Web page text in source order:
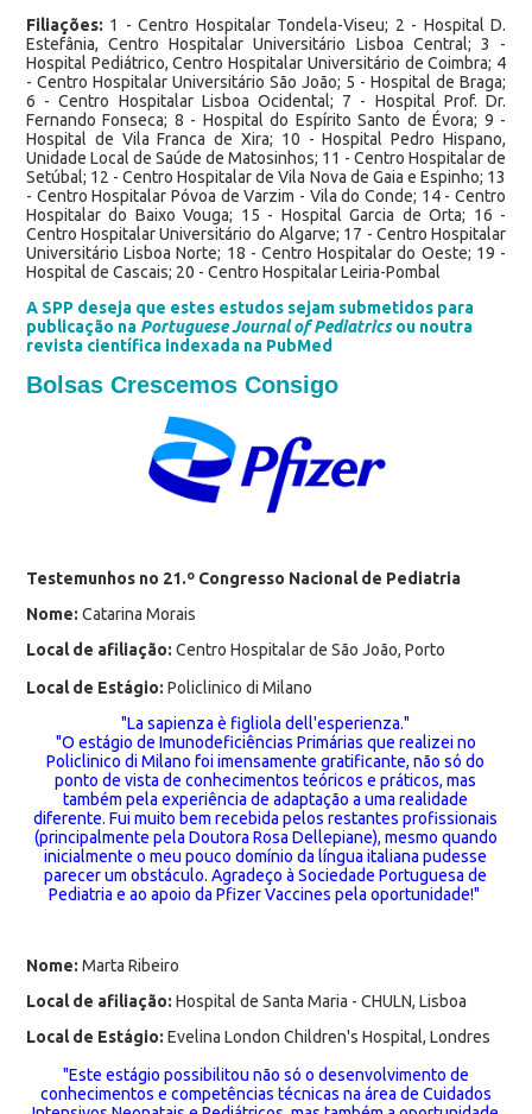
Filiações: 1 - Centro Hospitalar Tondela-Viseu; 2 - Hospital D.
Estefânia, Centro Hospitalar Universitário Lisboa Central; 3 -
Hospital Pediátrico, Centro Hospitalar Universitário de Coimbra; 4
- Centro Hospitalar Universitário São João; 5 - Hospital de Braga;
6 - Centro Hospitalar Lisboa Ocidental; 7 - Hospital Prof. Dr.
Fernando Fonseca; 8 - Hospital do Espírito Santo de Évora; 9 -
Hospital de Vila Franca de Xira; 10 - Hospital Pedro Hispano,
Unidade Local de Saúde de Matosinhos; 11 - Centro Hospitalar de
Setúbal; 12 - Centro Hospitalar de Vila Nova de Gaia e Espinho; 13
- Centro Hospitalar Póvoa de Varzim - Vila do Conde; 14 - Centro
Hospitalar do Baixo Vouga; 15 - Hospital Garcia de Orta; 16 -
Centro Hospitalar Universitário do Algarve; 17 - Centro Hospitalar
Universitário Lisboa Norte; 18 - Centro Hospitalar do Oeste; 19 -
Hospital de Cascais; 20 - Centro Hospitalar Leiria-Pombal
A SPP deseja que estes estudos sejam submetidos para
publicação na Portuguese Journal of Pediatricsou noutra
revista científica indexada na PubMed
Bolsas Crescemos Consigo
Testemunhos no 21.º Congresso Nacional de Pediatria
Nome: Catarina Morais
Local de afiliação: Centro Hospitalar de São João, Porto
Local de Estágio: Policlinico di Milano
"La sapienza è figliola dell'esperienza."
"O estágio de Imunodeficiências Primárias que realizei no
Policlinico di Milano foi imensamente gratificante, não só do
ponto de vista de conhecimentos teóricos e práticos, mas
também pela experiência de adaptação a uma realidade
diferente. Fui muito bem recebida pelos restantes profissionais
(principalmente pela Doutora Rosa Dellepiane), mesmo quando
inicialmente o meu pouco domínio da língua italiana pudesse
parecer um obstáculo. Agradeço à Sociedade Portuguesa de
Pediatria e ao apoio da Pfizer Vaccines pela oportunidade!"
Nome: Marta Ribeiro
Local de afiliação: Hospital de Santa Maria - CHULN, Lisboa
Local de Estágio: Evelina London Children's Hospital, Londres
"Este estágio possibilitou não só o desenvolvimento de
conhecimentos e competências técnicas na área de Cuidados